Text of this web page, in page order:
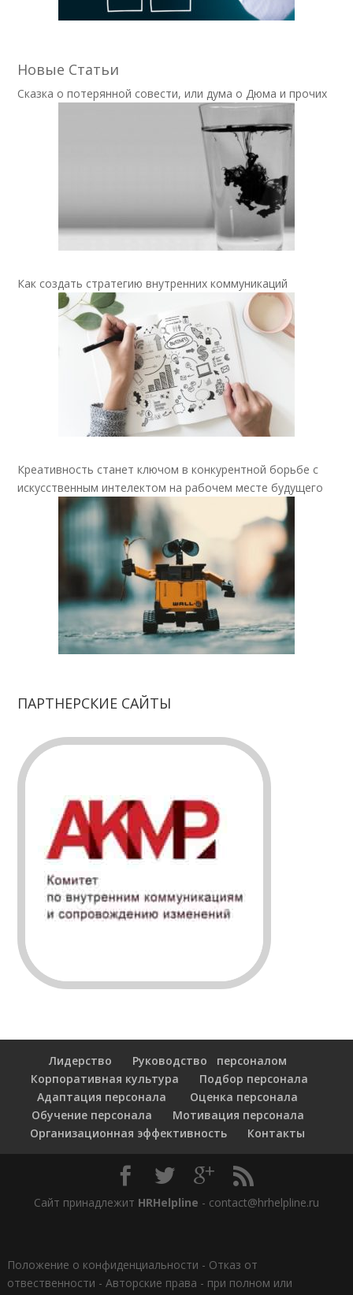
Новые Статьи
Сказка о потерянной совести, или дума о Дюма и прочих
Как создать стратегию внутренних коммуникаций
Креативность станет ключом в конкурентной борьбе с
искусственным интелектом на рабочем месте будущего
ПАРТНЕРСКИЕ САЙТЫ
Лидерство
Руководство персоналом
Корпоративная культура
Подбор персонала
Адаптация персонала
Оценка персонала
Обучение персонала
Мотивация персонала
Организационная эффективность
Контакты
Сайт принадлежит HRHelpline - contact@hrhelpline.ru
Положение о конфиденциальности - Отказ от
отвественности - Авторские права - при полном или